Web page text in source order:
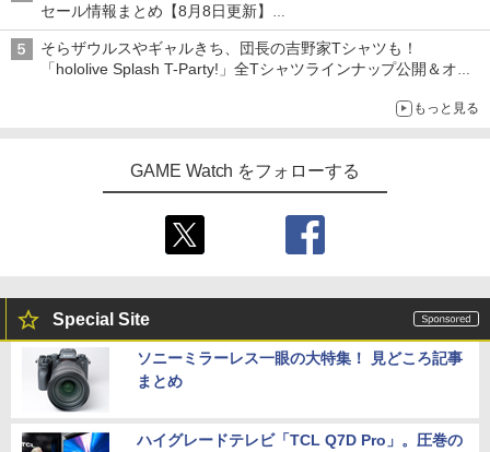
セール情報まとめ【8月8日更新】
ニンテンドーeショップでは「大神 絶景版」が67%オフで990円
そらザウルスやギャルきち、団長の吉野家Tシャツも！
「hololive Splash T-Party!」全Tシャツラインナップ公開＆オン
もっと見る
GAME Watch をフォローする
Special Site
ソニーミラーレス一眼の大特集！ 見どころ記事
まとめ
ハイグレードテレビ「TCL Q7D Pro」。圧巻の